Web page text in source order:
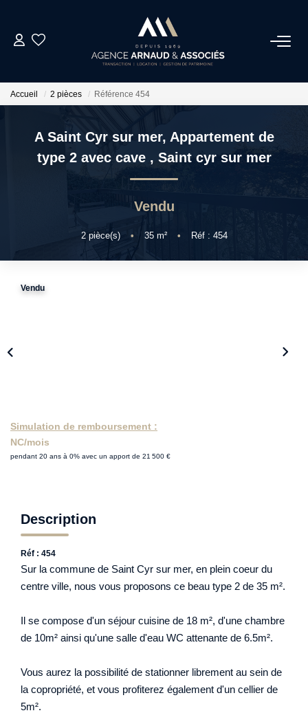
ACHAT
ESTIMATION
ACTUALITÉS
Accueil 2 pièces Référence 454
A Saint Cyr sur mer, Appartement de
type 2 avec cave , Saint cyr sur mer
Vendu
2pièce(s) • 35m² • Réf : 454
Vendu
Simulation de remboursement :
NC/mois
pendant 20 ans à 0% avec un apport de 21 500 €
Description
Réf : 454
Sur la commune de Saint Cyr sur mer, en plein coeur du
centre ville, nous vous proposons ce beau type 2 de 35 m².
Il se compose d'un séjour cuisine de 18 m², d'une chambre
de 10m² ainsi qu'une salle d'eau WC attenante de 6.5m².
Vous aurez la possibilité de stationner librement au sein de
la copropriété, et vous profiterez également d'un cellier de
5m².